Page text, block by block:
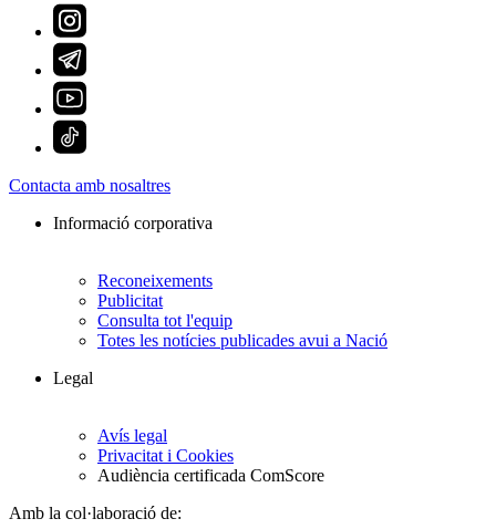
Contacta amb nosaltres
Informació corporativa
Reconeixements
Publicitat
Consulta tot l'equip
Totes les notícies publicades avui a Nació
Legal
Avís legal
Privacitat i Cookies
Audiència certificada ComScore
Amb la col·laboració de: